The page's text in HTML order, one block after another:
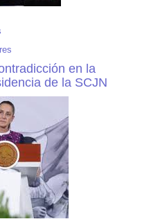
en la
de la SCJN